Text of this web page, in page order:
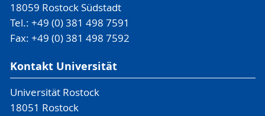
18059 Rostock Südstadt
Tel.: +49 (0) 381 498 7591
Fax: +49 (0) 381 498 7592
Kontakt Universität
Universität Rostock
18051 Rostock